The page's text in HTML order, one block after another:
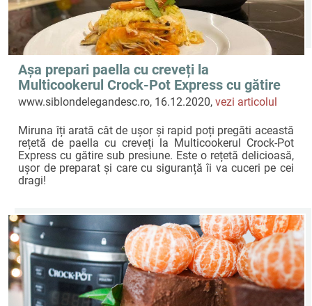
Așa prepari paella cu creveți la
Multicookerul Crock-Pot Express cu gătire
sub presiune
www.siblondelegandesc.ro, 16.12.2020,vezi articolul
Miruna îți arată cât de ușor și rapid poți pregăti această
rețetă de paella cu creveți la Multicookerul Crock-Pot
Express cu gătire sub presiune. Este o rețetă delicioasă,
ușor de preparat și care cu siguranță îi va cuceri pe cei
dragi!